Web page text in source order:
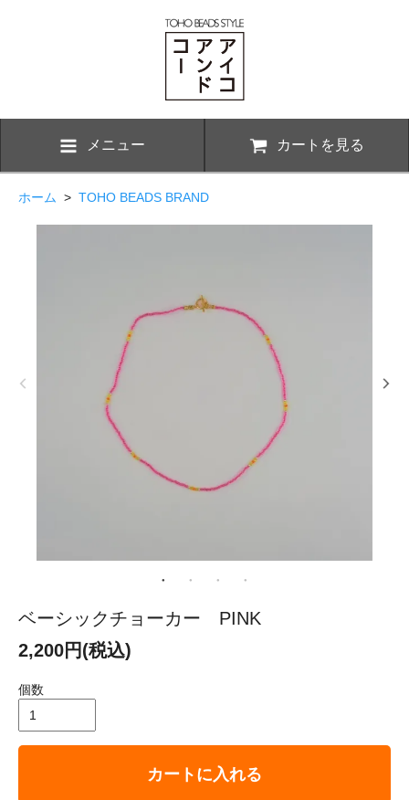
メニュー カートを見る
ホーム > TOHO BEADS BRAND
ベーシックチョーカー PINK
2,200円(税込)
個数
カートに入れる